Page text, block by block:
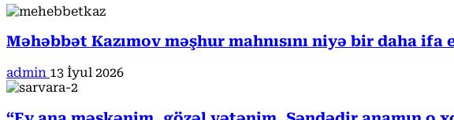
Məhəbbət Kazımov məşhur mahnısını niyə bir daha ifa
admin 13 İyul 2026